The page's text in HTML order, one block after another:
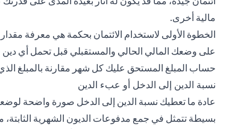
مالية أخرى.
الخطوة الأولى لاستخدام الائتمان بحكمة هي معرفة
على وضعك المالي الحالي والمستقبلي قبل تحمل أي دين
حساب المبلغ المستحق عليك كل شهر مقارنة بالمبلغ
نسبة الدين إلى الدخل أو عبء الدين
عادة ما تعطيك نسبة الدين إلى الدخل صورة واضحة
بسيطة تتمثل في جمع مدفوعات الديون الشهرية